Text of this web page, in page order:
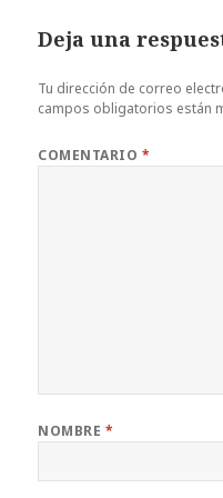
Deja una
Tu dirección de correo
campos obligatorios están
COMENTARIO *
NOMBRE *